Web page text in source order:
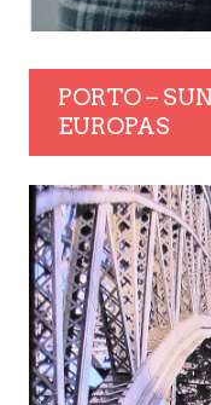
PORTO –
EUROPAS